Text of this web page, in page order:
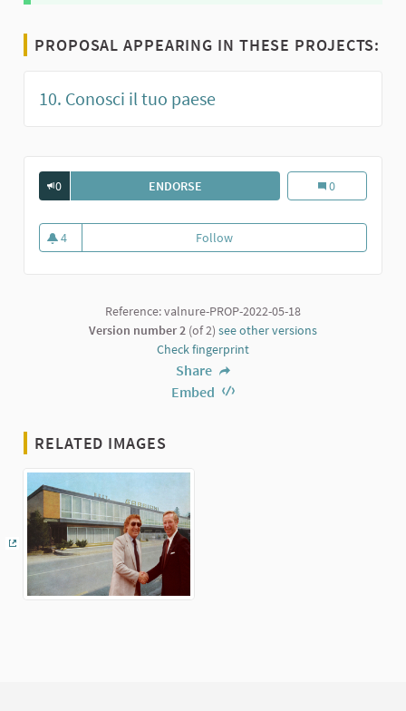
PROPOSAL APPEARING IN THESE PROJECTS:
10. Conosci il tuo paese
0 ENDORSE CONOSCI IL TUO PAESEConosci il tuo
0
4
4 followers
FollowConosci il tuo paese
Reference: valnure-PROP-2022-05-18
Version number 2 (of 2) see other versions
Check fingerprint
Share
Embed
RELATED IMAGES
(External link)